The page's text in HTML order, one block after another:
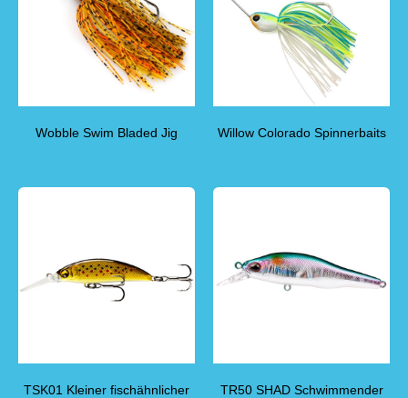
Wobble Swim Bladed Jig Willow Colorado Spinnerbaits
TSK01 Kleiner fischähnlicher
TR50 SHAD Schwimmender